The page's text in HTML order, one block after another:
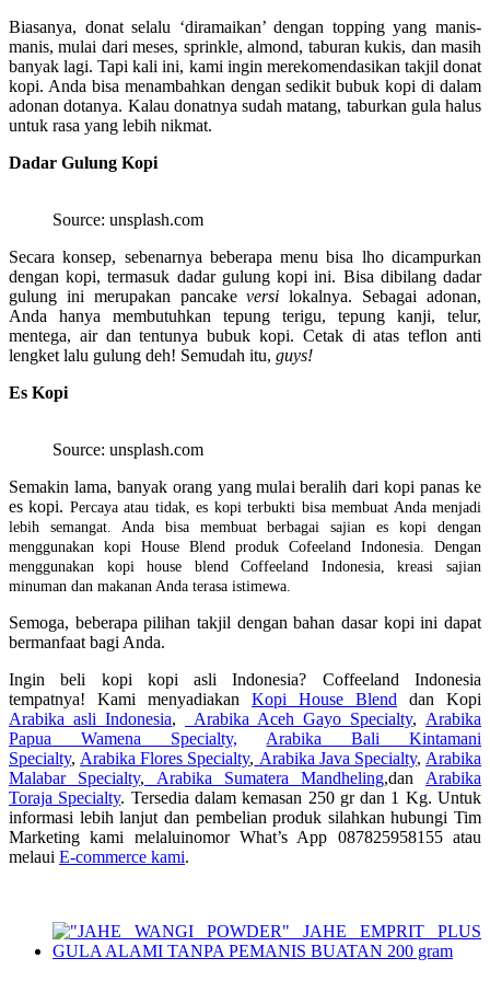
Biasanya, donat selalu ‘diramaikan’ dengan topping yang manis-
manis, mulai dari meses, sprinkle, almond, taburan kukis, dan masih
banyak lagi. Tapi kali ini, kami ingin merekomendasikan takjil donat
kopi. Anda bisa menambahkan dengan sedikit bubuk kopi di dalam
adonan dotanya. Kalau donatnya sudah matang, taburkan gula halus
untuk rasa yang lebih nikmat.
Dadar Gulung Kopi
Source: unsplash.com
Secara konsep, sebenarnya beberapa menu bisa lho dicampurkan
dengan kopi, termasuk dadar gulung kopi ini. Bisa dibilang dadar
gulung ini merupakan pancakeversi lokalnya. Sebagai adonan,
Anda hanya membutuhkan tepung terigu, tepung kanji, telur,
mentega, air dan tentunya bubuk kopi. Cetak di atas teflon anti
lengket lalu gulung deh! Semudah itu, guys!
Es Kopi
Source: unsplash.com
Semakin lama, banyak orang yang mulai beralih dari kopi panas ke
es kopi. Percaya atau tidak, es kopi terbukti bisa membuat Anda menjadi
lebih semangat. Anda bisa membuat berbagai sajian es kopi dengan
menggunakan kopi House Blend produk Cofeeland Indonesia. Dengan
menggunakan kopi house blend Coffeeland Indonesia, kreasi sajian
minuman dan makanan Anda terasa istimewa.
Semoga, beberapa pilihan takjil dengan bahan dasar kopi ini dapat
bermanfaat bagi Anda.
Ingin beli kopi kopi asli Indonesia? Coffeeland Indonesia
tempatnya! Kami menyadiakan Kopi House Blend dan Kopi
Arabika asli Indonesia, Arabika Aceh Gayo Specialty, Arabika
Papua Wamena Specialty,
Arabika Bali Kintamani
Specialty, Arabika Flores Specialty, Arabika Java Specialty, Arabika
Malabar Specialty, Arabika Sumatera Mandheling,dan Arabika
Toraja Specialty. Tersedia dalam kemasan 250 gr dan 1 Kg. Untuk
informasi lebih lanjut dan pembelian produk silahkan hubungi Tim
Marketing kami melaluinomor What’s App 087825958155 atau
melaui E-commerce kami.